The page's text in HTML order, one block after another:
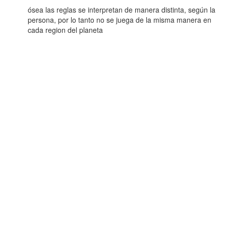
ósea las reglas se interpretan de manera distinta, según la
persona, por lo tanto no se juega de la misma manera en
cada region del planeta